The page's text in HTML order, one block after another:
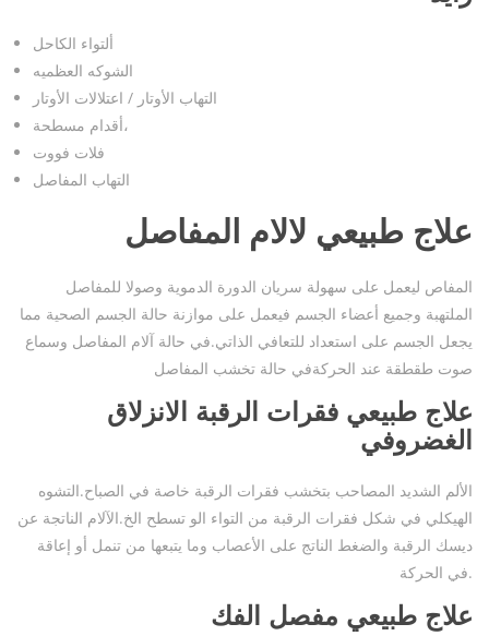
ألتواء الكاحل
الشوكه العظميه
التهاب الأوتار / اعتلالات الأوتار
أقدام مسطحة،
فلات فووت
التهاب المفاصل
علاج طبيعي لالام المفاصل
المفاص ليعمل على سهولة سريان الدورة الدموية وصولا للمفاصل
الملتهبة وجميع أعضاء الجسم فيعمل على موازنة حالة الجسم الصحية مما
يجعل الجسم على استعداد للتعافي الذاتي.في حالة آلام المفاصل وسماع
صوت طقطقة عند الحركةفي حالة تخشب المفاصل
علاج طبيعي فقرات الرقبة الانزلاق
الغضروفي
الألم الشديد المصاحب بتخشب فقرات الرقبة خاصة في الصباح.التشوه
الهيكلي في شكل فقرات الرقبة من التواء الو تسطح الخ.الآلام الناتجة عن
ديسك الرقبة والضغط الناتج على الأعصاب وما يتبعها من تنمل أو إعاقة
في الحركة.
علاج طبيعي مفصل الفك